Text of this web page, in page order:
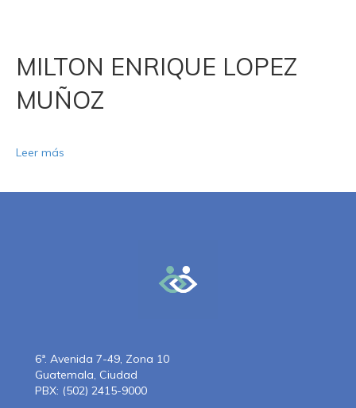
MILTON ENRIQUE LOPEZ
MUÑOZ
Leer más
6ª. Avenida 7-49, Zona 10
Guatemala, Ciudad
PBX: (502) 2415-9000